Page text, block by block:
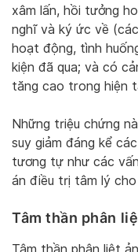
xâm lấn, hồi tưởng
nghĩ và ký ức về
hoạt động, tình
kiện đã qua; và có
tăng cao trong hiện
Những triệu chứng
suy giảm đáng kể
tương tự như các
án điều trị tâm lý
Tâm thần phân